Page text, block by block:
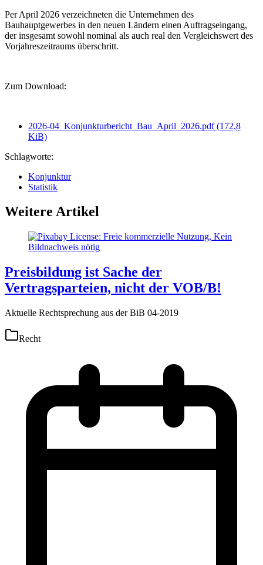
Per April 2026 verzeichneten die Unternehmen des
Bauhauptgewerbes in den neuen Ländern einen Auftragseingang,
der insgesamt sowohl nominal als auch real den Vergleichswert des
Vorjahreszeitraums überschritt.
Zum Download:
2026-04_Konjunkturbericht_Bau_April_2026.pdf(172,8
KiB)
Schlagworte:
Konjunktur
Statistik
Weitere Artikel
Preisbildung ist Sache der
Vertragsparteien, nicht der VOB/B!
Aktuelle Rechtsprechung aus der BiB 04-2019
Recht